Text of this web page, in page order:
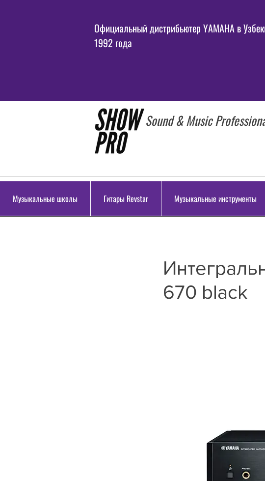
Официальный дистрибьютер YAMAHA в
1992 года
Sound & Music
Музыкальные школы Гитары Revstar Музыкальные инструменты
670 black